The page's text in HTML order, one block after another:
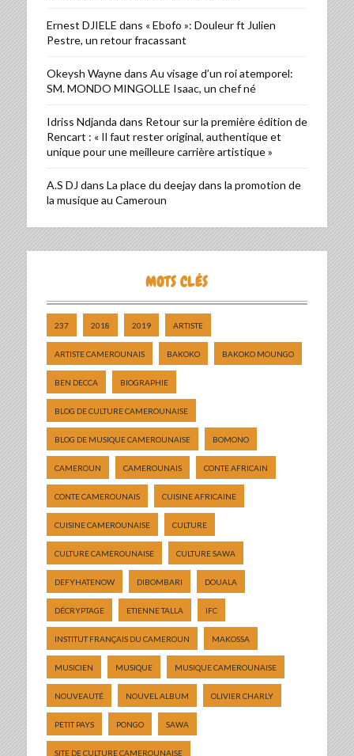
Ernest DJIELE dans « Ebofo »: Douleur ft Julien
Pestre, un retour fracassant
Okeysh Waynedans Au visage d’un roi atemporel:
SM. MONDO MINGOLLE Isaac, un chef né
Idriss Ndjanda dans Retour sur la première édition de
Rencart : « Il faut rester original, authentique et
unique pour une meilleure carrière artistique »
A.S DJ dans La place du deejay dans la promotion de
la musique au Cameroun
MOTS CLÉS
237 2018 2019 ARTISTE
ARTISTE CAMEROUNAIS BAKOKO BAKOKO MOUNGO
BEN DECCA BIOGRAPHIE
BLOG DE CULTURE CAMEROUNAISE
BLOG DE MUSIQUE CAMEROUNAISE BOMONO
CAMEROUN CAMEROUNAIS CONTE AFRICAIN
CONTE CAMEROUNAIS CUISINE AFRICAINE
CUISINE CAMEROUNAISE CULTURE
CULTURE CAMEROUNAISE CULTURE SAWA
DEFYHATENOW DIBOMBARI DOUALA
DÉCRYPTAGE ETIENNE TALLA IFC
INSTITUT FRANÇAIS DU CAMEROUN MAKOSSA
MUSICIEN MUSIQUE MUSIQUE CAMEROUNAISE
NOUVEAUTÉ NOUVEL ALBUM OLIVIER CHARLY
PETIT PAYS PONGO SAWA
SITE DE CULTURE CAMEROUNAISE